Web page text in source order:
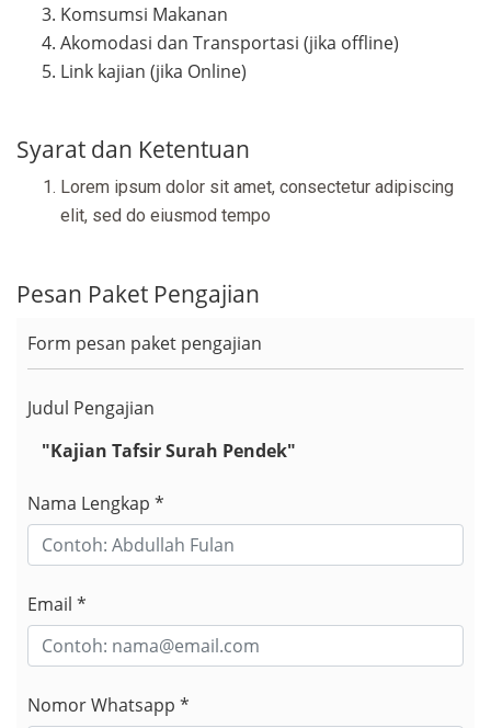
Komsumsi Makanan
Akomodasi dan Transportasi (jika offline)
Link kajian (jika Online)
Syarat dan Ketentuan
Lorem ipsum dolor sit amet, consectetur adipiscing
elit, sed do eiusmod tempo
Pesan Paket Pengajian
Form pesan paket pengajian
Judul Pengajian
"Kajian Tafsir Surah Pendek"
Nama Lengkap *
Email *
Nomor Whatsapp *